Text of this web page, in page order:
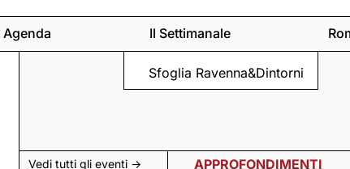
Agenda Il Settimanale
Sfoglia Ravenna&Dintorni
Vedi tutti gli eventi -> APPROFONDIMENTI